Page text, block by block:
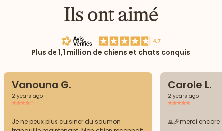
Ils ont aimé
Plus de 1,1 million de chiens et chats conquis
Vanouna G.
2 years ago
Je ne peux plus cuisiner du saumon
Carole L.
2 years ago
🙏🎉merci encore